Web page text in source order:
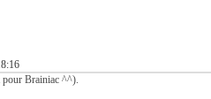
pour Brainiac ^^).